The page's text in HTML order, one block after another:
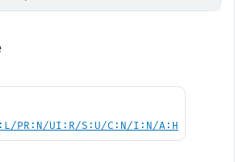
PR:N/UI:R/S:U/C:N/I:N/A:H